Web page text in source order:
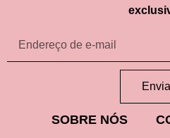
SOBRE NÓS